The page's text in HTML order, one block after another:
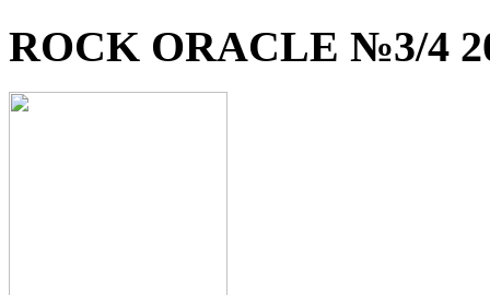
ROCK ORACLE №3/4